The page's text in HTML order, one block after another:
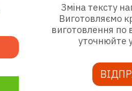
Зміна тексту
Виготовляємо
виготовлення по
уточнюйте